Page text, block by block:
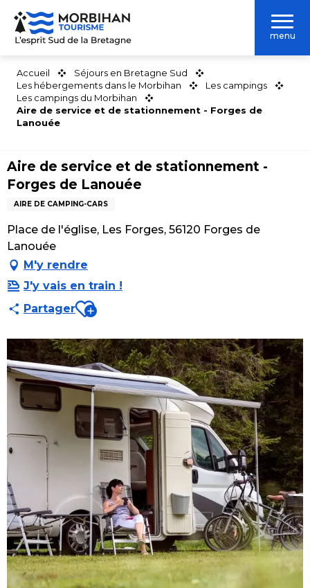
Aller
contenu
menu
Accueil
Séjours en Bretagne Sud
Les hébergements dans le Morbihan
Les campings
Les campings du Morbihan
Aire de service et de stationnement - Forges de
Lanouée
Aire de service et de stationnement -
Forges de Lanouée
AIRE DE CAMPING-CARS
Place de l'église, Les Forges, 56120 Forges de
Lanouée
M'y rendre
J'y vais en train !
PartagerAjouter aux favoris